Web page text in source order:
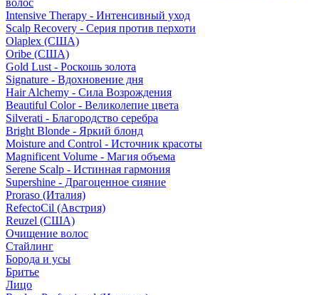
волос
Intensive Therapy - Интенсивный уход
Scalp Recovery - Серия против перхоти
Olaplex (США)
Oribe (США)
Gold Lust - Роскошь золота
Signature - Вдохновение дня
Hair Alchemy - Сила Возрождения
Beautiful Color - Великолепие цвета
Silverati - Благородство серебра
Bright Blonde - Яркий блонд
Moisture and Control - Источник красоты
Magnificent Volume - Магия объема
Serene Scalp - Истинная гармония
Supershine - Драгоценное сияние
Proraso (Италия)
RefectoCil (Австрия)
Reuzel (США)
Очищение волос
Стайлинг
Борода и усы
Бритье
Лицо